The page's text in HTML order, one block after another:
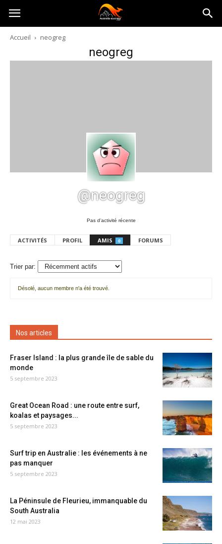
Australia-
australie.com
Accueil neogreg
neogreg
@neogreg
Pas d’activité récente
ACTIVITÉS PROFIL AMIS 0 FORUMS
Trier par:
amis
Désolé, aucun membre n'a été trouvé.
Nos articles
Fraser Island : la plus grande île de sable du
monde
5 septembre 2023
Great Ocean Road : une route entre surf,
koalas et paysages...
5 septembre 2023
Surf trip en Australie : les événements à ne
pas manquer
5 septembre 2023
La Péninsule de Fleurieu, immanquable du
South Australia
12 mai 2023